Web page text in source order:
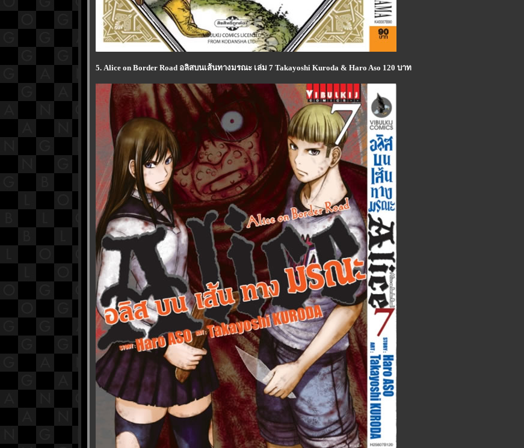
5. Alice on Border Road อลิสบนเส้นทางมรณะ เล่ม 7 Takayoshi Kuroda & Haro Aso 120 บาท